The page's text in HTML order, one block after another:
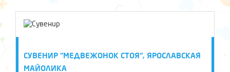
СУВЕНИР "МЕДВЕЖОНОК СТОЯ", ЯРОСЛАВСКАЯ
МАЙОЛИКА